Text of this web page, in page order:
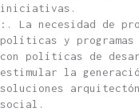
iniciativas.
:. La necesidad de
políticas y
con políticas de
estimular la
soluciones
social.